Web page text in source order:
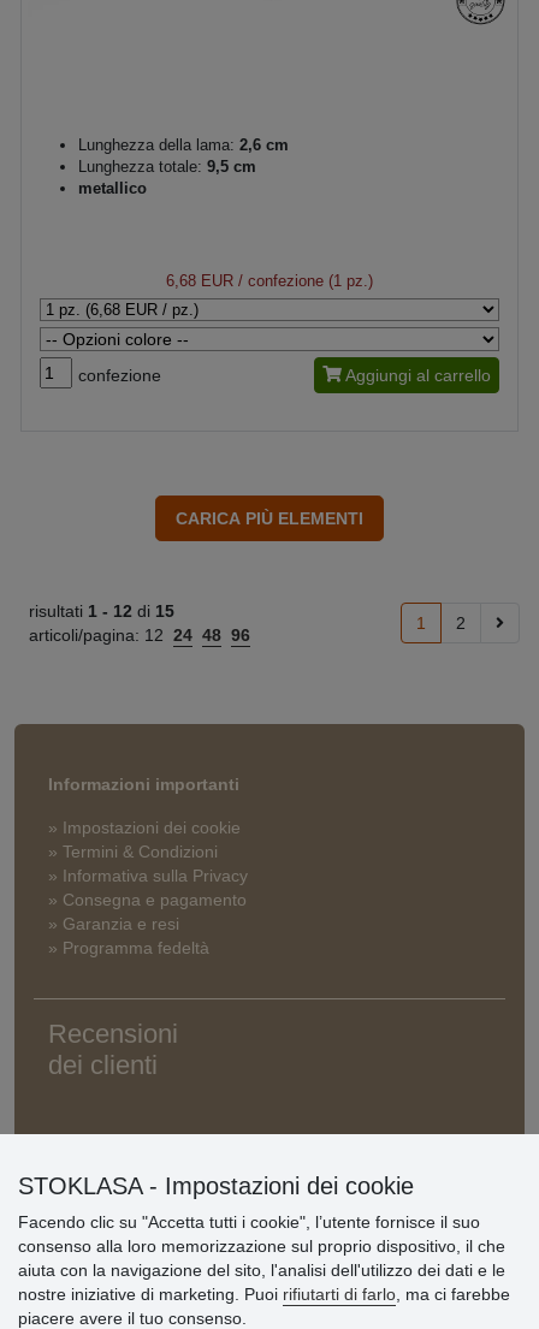
Lunghezza della lama: 2,6 cm
Lunghezza totale: 9,5 cm
metallico
6,68 EUR / confezione (1 pz.)
confezione Aggiungi al carrello
risultati 1 - 12 di 15
articoli/pagina: 12 24 48 96
1 2
Informazioni importanti
» Impostazioni dei cookie
» Termini & Condizioni
» Informativa sulla Privacy
» Consegna e pagamento
» Garanzia e resi
» Programma fedeltà
Recensioni
dei clienti
STOKLASA - Impostazioni dei cookie
Facendo clic su "Accetta tutti i cookie", l’utente fornisce il suo
consenso alla loro memorizzazione sul proprio dispositivo, il che
aiuta con la navigazione del sito, l'analisi dell'utilizzo dei dati e le
nostre iniziative di marketing. Puoi rifiutarti di farlo , ma ci farebbe
piacere avere il tuo consenso.